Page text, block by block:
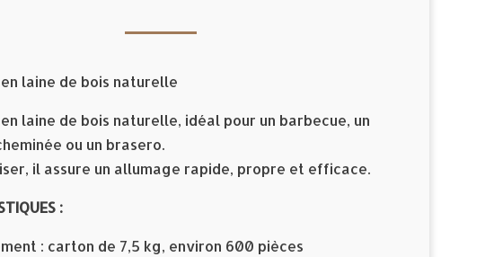
laine de bois naturelle
laine de bois naturelle, idéal pour un barbecue, un
ou un brasero.
il assure un allumage rapide, propre et efficace.
:
: carton de 7,5 kg, environ 600 pièces